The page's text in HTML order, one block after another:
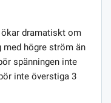
dramatiskt om
högre ström än
spänningen inte
inte överstiga 3